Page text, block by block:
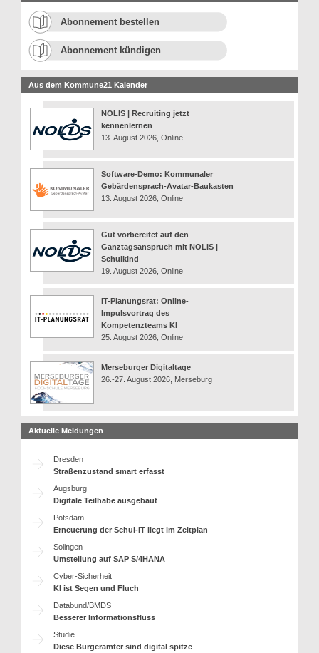
Abonnement bestellen
Abonnement kündigen
Aus dem Kommune21 Kalender
NOLIS | Recruiting jetzt
kennenlernen
13. August 2026, Online
Software-Demo: Kommunaler
Gebärdensprach-Avatar-Baukasten
13. August 2026, Online
Gut vorbereitet auf den
Ganztagsanspruch mit NOLIS |
Schulkind
19. August 2026, Online
IT-Planungsrat: Online-
Impulsvortrag des
Kompetenzteams KI
25. August 2026, Online
Merseburger Digitaltage
26.-27. August 2026, Merseburg
Aktuelle Meldungen
Dresden
Straßenzustand smart erfasst
Augsburg
Digitale Teilhabe ausgebaut
Potsdam
Erneuerung der Schul-IT liegt im Zeitplan
Solingen
Umstellung auf SAP S/4HANA
Cyber-Sicherheit
KI ist Segen und Fluch
Databund/BMDS
Besserer Informationsfluss
Studie
Diese Bürgerämter sind digital spitze